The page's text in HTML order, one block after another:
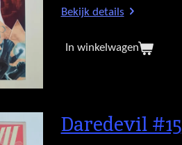
Bekijk details
In winkelwagen
Daredevil #15